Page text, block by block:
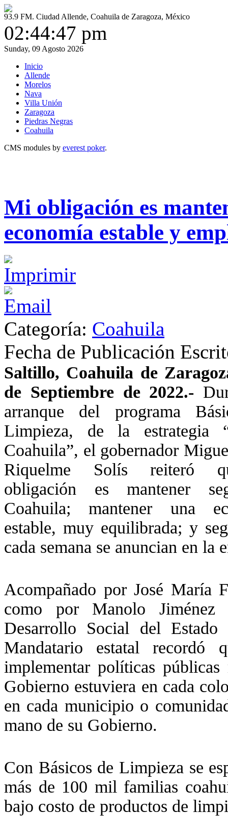
93.9 FM. Ciudad Allende, Coahuila de Zaragoza, México
02:44:48 pm
Sunday, 09 Agosto 2026
Inicio
Allende
Morelos
Nava
Villa Unión
Zaragoza
Piedras Negras
Coahuila
CMS modules by everest poker.
Mi obligación es
economía estable y
Categoría: Coahuila
Fecha de Publicación
Saltillo, Coahuila de
de Septiembre de 2022.-
arranque del programa
Limpieza, de la estrategia
Coahuila”, el gobernador
Riquelme Solís reiteró
obligación es mantener
Coahuila; mantener una
estable, muy equilibrada; y
cada semana se anuncian en la
Acompañado por José María
como por Manolo Jiménez
Desarrollo Social del
Mandatario estatal
implementar políticas
Gobierno estuviera en cada
en cada municipio o
mano de su Gobierno.
Con Básicos de Limpieza se
más de 100 mil familias
bajo costo de productos de